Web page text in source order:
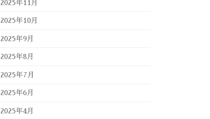
2025年11月
2025年10月
2025年9月
2025年8月
2025年7月
2025年6月
2025年4月